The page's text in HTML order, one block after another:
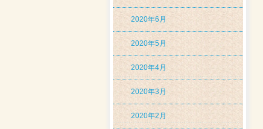
2020年6月
2020年5月
2020年4月
2020年3月
2020年2月